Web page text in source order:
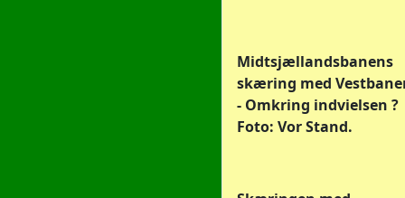
Midtsjællandsbanens
skæring med
- Omkring indvielsen ?
Foto: Vor Stand.